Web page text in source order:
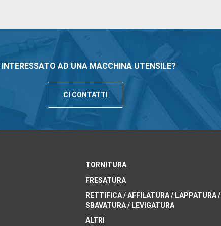
INTERESSATO AD UNA MACCHINA UTENSILE?
CI CONTATTI
TORNITURA
FRESATURA
RETTIFICA / AFFILATURA / LAPPATURA /
SBAVATURA / LEVIGATURA
ALTRI